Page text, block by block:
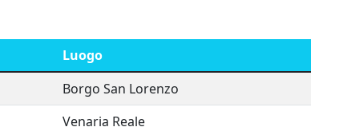
Luogo
Borgo San Lorenzo
Venaria Reale